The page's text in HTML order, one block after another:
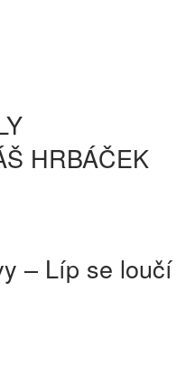
HRBÁČEK
– Líp se loučí